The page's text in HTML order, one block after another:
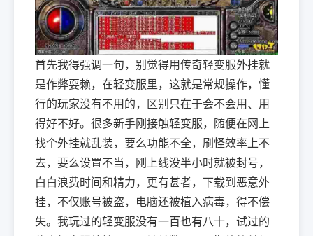
首先我得强调一句，别觉得用传奇轻变服外挂就
是作弊耍赖，在轻变服里，这就是常规操作，懂
行的玩家没有不用的，区别只在于会不会用、用
得好不好。很多新手刚接触轻变服，随便在网上
找个外挂就乱装，要么功能不全，刷怪效率上不
去，要么设置不当，刚上线没半小时就被封号，
白白浪费时间和精力，更有甚者，下载到恶意外
挂，不仅账号被盗，电脑还被植入病毒，得不偿
失。我玩过的轻变服没有一百也有八十，试过的